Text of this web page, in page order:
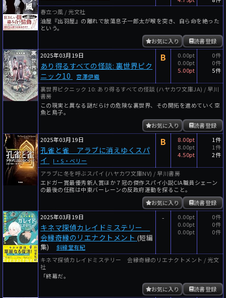
春立つ風 / 光文社
油屋『出羽屋』の離れで放蕩息子一郎太が喉を突き、自ら命を絶った
という。
読書登録
お気に入り
2025年03月19日
あり得るすべての怪談: 裏世界ピク
ニック10
宮澤伊織
B
0.00pt
0.00pt
5.00pt
0件
0件
5件
裏世界ピクニック 10: あり得るすべての怪談 (ハヤカワ文庫JA) / 早川
書房
この現実と異なる謎だらけの危険な裏世界、その開拓を進めていく空
魚と鳥子。
読書登録
お気に入り
2025年03月19日
孔雀と雀 アラブに消えゆくスパ
イ
I・S・ベリー
B
8.00pt
8.00pt
4.50pt
1件
1件
2件
アラブに冬を呼ぶスパイ (ハヤカワ文庫NV) / 早川書房
エドガー賞最優秀新人賞ほか７冠の傑作スパイ小説CIA職員シェーン
の最後の任務は中東バーレーンの反政府運動を探ること。
読書登録
お気に入り
2025年03月19日
キネマ探偵カレイドミステリー
会縁奇縁のリエナクトメント (短編
集)
斜線堂有紀
-
0.00pt
0.00pt
0.00pt
0件
0件
0件
キネマ探偵カレイドミステリー 会縁奇縁のリエナクトメント / 光文
社
「終幕だ。
読書登録
お気に入り